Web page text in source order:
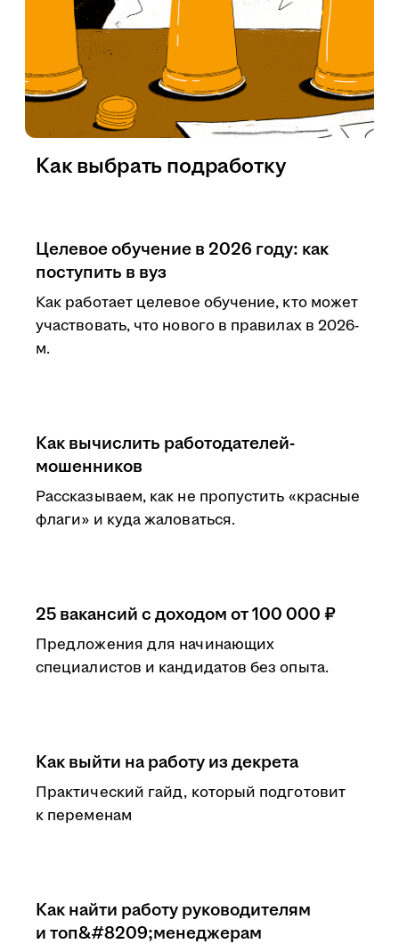
Как выбрать подработку
Целевое обучение в 2026 году: как
поступить в вуз
Как работает целевое обучение, кто может
участвовать, что нового в правилах в 2026-
м.
Как вычислить работодателей-
мошенников
Рассказываем, как не пропустить «красные
флаги» и куда жаловаться.
25 вакансий с доходом от 100 000 ₽
Предложения для начинающих
специалистов и кандидатов без опыта.
Как выйти на работу из декрета
Практический гайд, который подготовит
к переменам
Как найти работу руководителям
и топ&#8209;менеджерам